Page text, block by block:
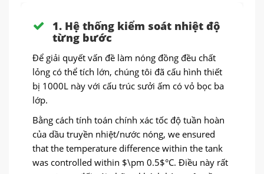
1. Hệ thống kiểm soát nhiệt độ
từng bước
Để giải quyết vấn đề làm nóng đồng đều chất
lỏng có thể tích lớn, chúng tôi đã cấu hình thiết
bị 1000L này với cấu trúc sưởi ấm có vỏ bọc ba
lớp.
Bằng cách tính toán chính xác tốc độ tuần hoàn
của dầu truyền nhiệt/nước nóng, we ensured
that the temperature difference within the tank
was controlled within $\pm 0.5$°C. Điều này rất